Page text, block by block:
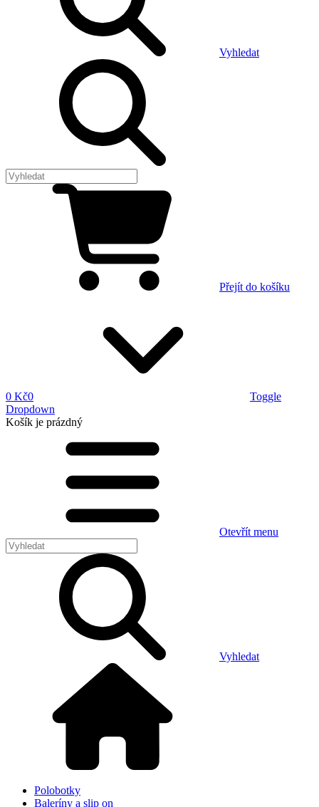
Vyhledat
Přejít do košíku
0 Kč0
Toggle
Dropdown
Košík je prázdný
Otevřít menu
Vyhledat
Polobotky
Baleríny a slip on